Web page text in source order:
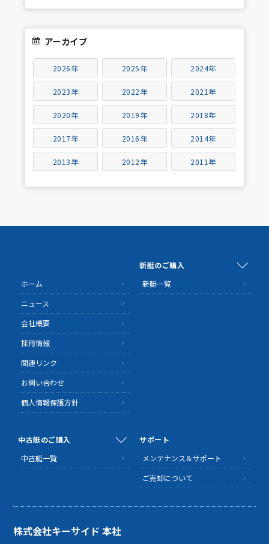
アーカイブ
2026年 2025年 2024年
2023年 2022年 2021年
2020年 2019年 2018年
2017年 2016年 2014年
2013年 2012年 2011年
ホーム
ニュース
会社概要
採用情報
関連リンク
お問い合わせ
個人情報保護方針
新艇のご購入
新艇一覧
中古艇のご購入
中古艇一覧
サポート
メンテナンス＆サポート
ご売却について
株式会社キーサイド 本社